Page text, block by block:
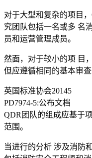
对于大型和复杂的项目
究团队包括一名或多 名
员和运营管理成员。
然面，对于较小的项 目
但应遵循相同的基本审查
英国标准协会20145
PD7974-5:公布文档
QDR团队的组成应基于
范围。
当进行的分析 涉及消防